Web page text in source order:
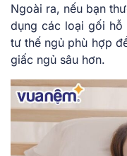
Ngoài ra, nếu bạn
dụng các loại gối hỗ
tư thế ngủ phù hợp
giấc ngủ sâu hơn.